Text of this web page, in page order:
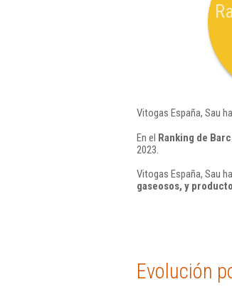
Vitogas España, Sau
En el Ranking de
2023.
Vitogas España, Sau
gaseosos, y
Evolución